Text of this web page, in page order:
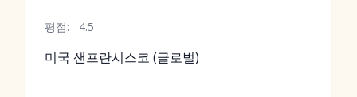
평점: 4.5
미국 샌프란시스코 (글로벌)